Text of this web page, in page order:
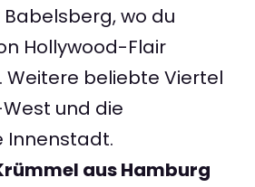
wo du
Hollywood-Flair
Weitere beliebte Viertel
und die
Innenstadt.
aus Hamburg